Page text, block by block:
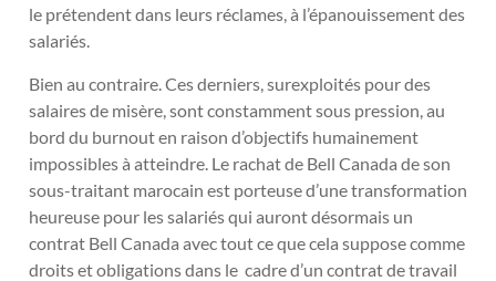
le prétendent dans leurs réclames, à l’épanouissement des
salariés.
Bien au contraire. Ces derniers, surexploités pour des
salaires de misère, sont constamment sous pression, au
bord du burnout en raison d’objectifs humainement
impossibles à atteindre. Le rachat de Bell Canada de son
sous-traitant marocain est porteuse d’une transformation
heureuse pour les salariés qui auront désormais un
contrat Bell Canada avec tout ce que cela suppose comme
droits et obligations dans le cadre d’un contrat de travail